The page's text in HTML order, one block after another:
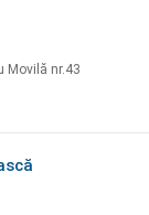
Movilă nr.43